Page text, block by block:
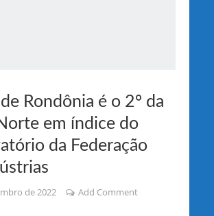
Rondônia é o 2º da
em índice do
da Federação
de 2022 Add Comment